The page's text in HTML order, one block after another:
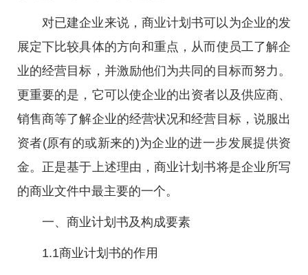
对已建企业来说，商业计划书可以为企业的发
展定下比较具体的方向和重点，从而使员工了解企
业的经营目标，并激励他们为共同的目标而努力。
更重要的是，它可以使企业的出资者以及供应商、
销售商等了解企业的经营状况和经营目标，说服出
资者(原有的或新来的)为企业的进一步发展提供资
金。正是基于上述理由，商业计划书将是企业所写
的商业文件中最主要的一个。
一、商业计划书及构成要素
1.1商业计划书的作用